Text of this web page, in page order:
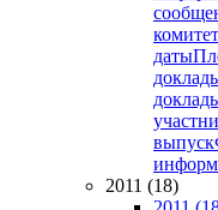
комитет
даты
выпуск
2011 (18)